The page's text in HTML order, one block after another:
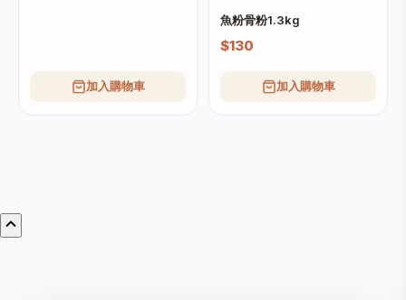
加入購物車
魚粉骨粉1.3kg
$130
加入購物車